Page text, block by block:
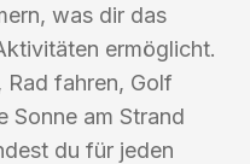
was dir das
ermöglicht.
Rad fahren, Golf
Sonne am Strand
du für jeden